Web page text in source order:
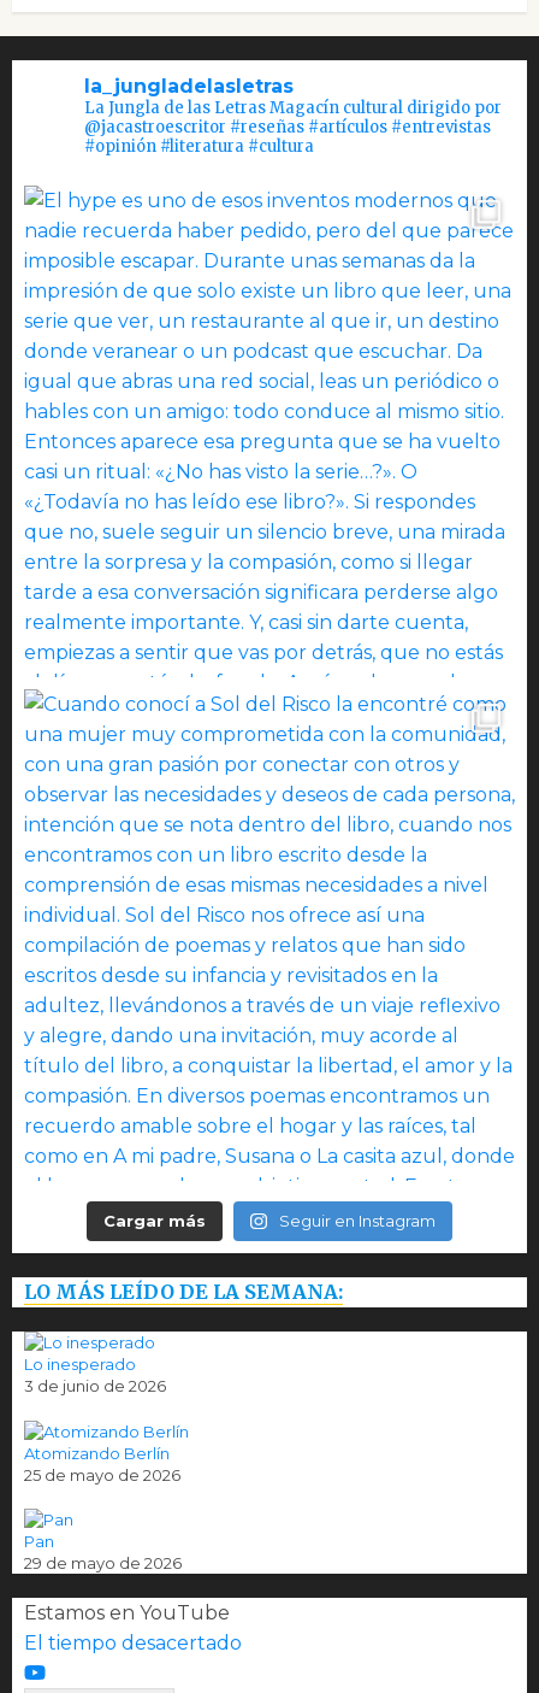
la_jungladelasletras
La Jungla de las Letras Magacín cultural dirigido por
@jacastroescritor #reseñas #artículos #entrevistas
#opinión #literatura #cultura
Cargar más Seguir en Instagram
LO MÁS LEÍDO DE LA SEMANA:
Lo inesperado
3 de junio de 2026
Atomizando Berlín
25 de mayo de 2026
Pan
29 de mayo de 2026
Estamos en YouTube
El tiempo desacertado